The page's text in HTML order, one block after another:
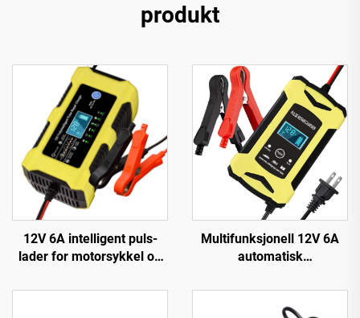
produkt
12V 6A intelligent puls-
lader for motorsykkel og
LED-skjerm, EU/US/UK
Multifunksjonell 12V 6A
automatisk
Cargador De Bateria De for
bil, motorsykkel og